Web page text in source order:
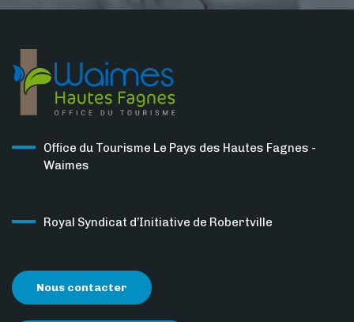
Office du Tourisme Le Pays des Hautes Fagnes -
Waimes
Royal Syndicat d’Initiative de Robertville
Nous contacter